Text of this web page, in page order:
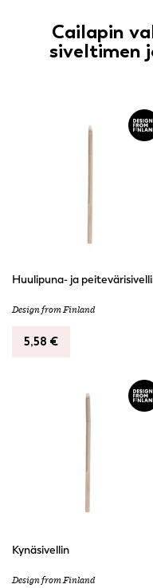
Cailapin
siveltimen
Huulipuna- ja
Design from Finland
5,58 €
Kynäsivellin
Design from Finland